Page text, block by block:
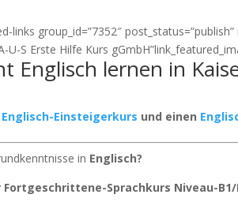
group_id=”7352″ post_status=”publish”
U-S Erste Hilfe Kurs
Englisch lernen in
Englisch-Einsteigerkurs und einen
in Englisch?
Fortgeschrittene-Sprachkurs Niveau-B1/